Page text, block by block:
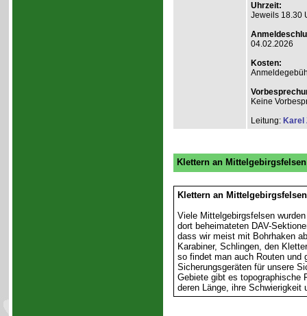
Uhrzeit:
Jeweils 18.30
04.02.2026
Kosten:
Keine
Leitung: Karel
Klettern an Mittelgebirgsfelsen
Klettern an
Viele Mittelgebirgsfelsen
dort beheimateten DAV-
dass wir meist mit Bohrhaken
Karabiner, Schlingen, den
so findet man auch Routen und
Sicherungsgeräten für unsere
Gebiete gibt es topographische
deren Länge, ihre Schwierigkeit